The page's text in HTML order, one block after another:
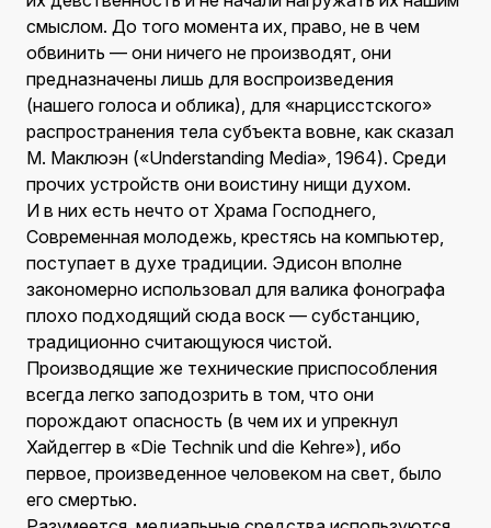
смыслом. До того момента их, право, не в чем
обвинить — они ничего не производят, они
предназначены лишь для воспроизведения
(нашего голоса и облика), для «нарцисстского»
распространения тела субъекта вовне, как сказал
М. Маклюэн («Understanding Media», 1964). Среди
прочих устройств они воистину нищи духом.
И в них есть нечто от Храма Господнего,
Современная молодежь, крестясь на компьютер,
поступает в духе традиции. Эдисон вполне
закономерно использовал для валика фонографа
плохо подходящий сюда воск — субстанцию,
традиционно считающуюся чистой.
Производящие же технические приспособления
всегда легко заподозрить в том, что они
порождают опасность (в чем их и упрекнул
Хайдеггер в «Die Technik und die Kehre»), ибо
первое, произведенное человеком на свет, было
его смертью.